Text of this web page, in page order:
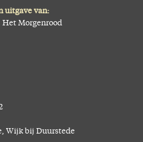
uitgave van:
Het Morgenrood
Wijk bij Duurstede